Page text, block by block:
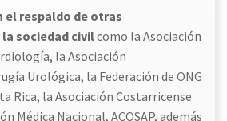
el respaldo de otras
sociedad civilcomo la Asociación
la Asociación
Urológica, la Federación de ONG
Rica, la Asociación Costarricense
Médica Nacional, ACOSAP, además